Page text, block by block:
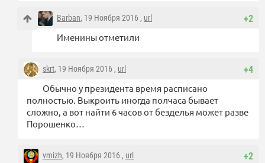
+2
Barban, 19 Ноября 2016 , url
Именины отметили
+4
skrt, 19 Ноября 2016 , url
Обычно у президента время расписано
полностью. Выкроить иногда полчаса бывает
сложно, а вот найти 6 часов от безделья может разве
Порошенко…
+2
vmizh, 19 Ноября 2016 , url